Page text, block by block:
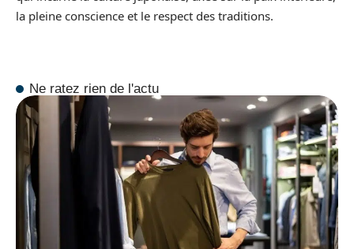
la pleine conscience et le respect des traditions.
Ne ratez rien de l'actu